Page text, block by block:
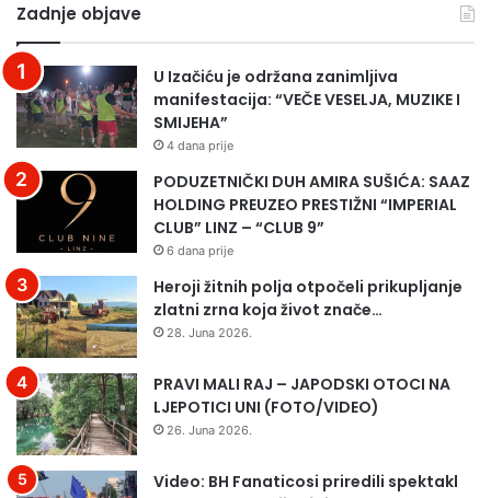
Zadnje objave
U Izačiću je održana zanimljiva
manifestacija: “VEČE VESELJA, MUZIKE I
SMIJEHA”
4 dana prije
PODUZETNIČKI DUH AMIRA SUŠIĆA: SAAZ
HOLDING PREUZEO PRESTIŽNI “IMPERIAL
CLUB” LINZ – “CLUB 9”
6 dana prije
Heroji žitnih polja otpočeli prikupljanje
zlatni zrna koja život znače…
28. Juna 2026.
PRAVI MALI RAJ – JAPODSKI OTOCI NA
LJEPOTICI UNI (FOTO/VIDEO)
26. Juna 2026.
Video: BH Fanaticosi priredili spektakl